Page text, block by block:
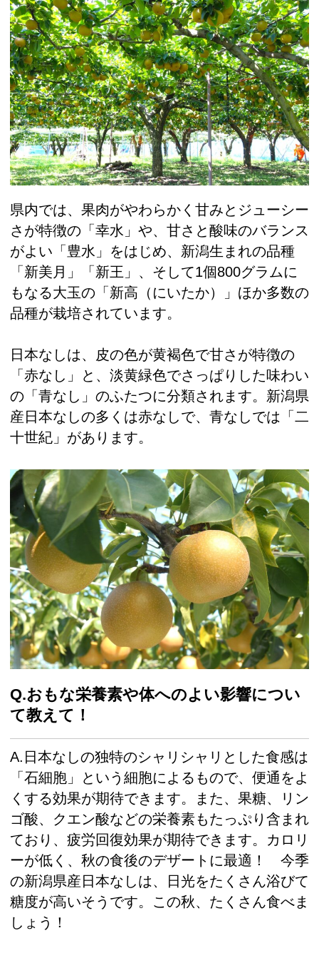
県内では、果肉がやわらかく甘みとジューシー
さが特徴の「幸水」や、甘さと酸味のバランス
がよい「豊水」をはじめ、新潟生まれの品種
「新美月」「新王」、そして1個800グラムに
もなる大玉の「新高（にいたか）」ほか多数の
品種が栽培されています。
日本なしは、皮の色が黄褐色で甘さが特徴の
「赤なし」と、淡黄緑色でさっぱりした味わい
の「青なし」のふたつに分類されます。新潟県
産日本なしの多くは赤なしで、青なしでは「二
十世紀」があります。
Q.おもな栄養素や体へのよい影響につい
て教えて！
A.日本なしの独特のシャリシャリとした食感は
「石細胞」という細胞によるもので、便通をよ
くする効果が期待できます。また、果糖、リン
ゴ酸、クエン酸などの栄養素もたっぷり含まれ
ており、疲労回復効果が期待できます。カロリ
ーが低く、秋の食後のデザートに最適！ 今季
の新潟県産日本なしは、日光をたくさん浴びて
糖度が高いそうです。この秋、たくさん食べま
しょう！